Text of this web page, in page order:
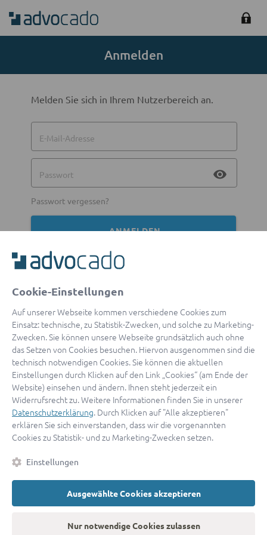
Anmelden
Melden Sie sich in Ihrem Nutzerbereich an.
E-Mail-Adresse
Passwort visibility
Passwort vergessen?
ANMELDEN
Mit Apple anmelden
Sign in with Google
By continuing, you are indicating that you accept ourTerms of
ServiceandPrivacy Policy.
Sie haben noch keinen Zugang?Hier registrieren
oder als Anwalt registrieren.
© 2026 advocado
Cookie-Einstellungen
Auf unserer Webseite kommen verschiedene Cookies zum
Einsatz: technische, zu Statistik-Zwecken, und solche zu Marketing-
Zwecken. Sie können unsere Webseite grundsätzlich auch ohne
das Setzen von Cookies besuchen. Hiervon ausgenommen sind die
technisch notwendigen Cookies. Sie können die aktuellen
Einstellungen durch Klicken auf den Link „Cookies“ (am Ende der
Website) einsehen und ändern. Ihnen steht jederzeit ein
Widerrufsrecht zu. Weitere Informationen finden Sie in unserer
Datenschutzerklärung. Durch Klicken auf "Alle akzeptieren"
erklären Sie sich einverstanden, dass wir die vorgenannten
Cookies zu Statistik- und zu Marketing-Zwecken setzen.
Einstellungen
Ausgewählte Cookies akzeptieren
Nur notwendige Cookies zulassen